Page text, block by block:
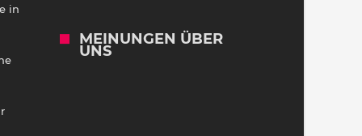
in
MEINUNGEN ÜBER
UNS